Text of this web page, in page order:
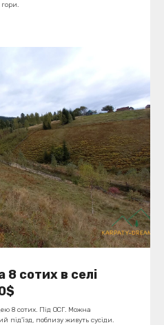
8 сотих в селі
8 сотих. Під ОСГ. Можна
під'їзд, поблизу живуть сусіди.